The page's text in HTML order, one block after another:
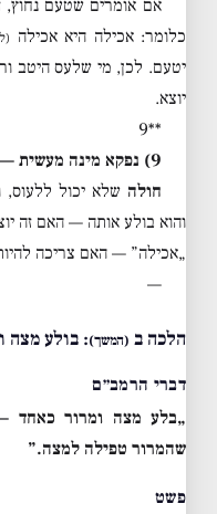
אם אומרים שטעם נחוץ,
כלומר: אכילה היא אכילה
יטעם. לכן, מי שלעס היטב
יוצא.
**9
9) נפקא מינה מעשית — מצה של חולה:
חולה שלא יכול ללעוס,
והוא בולע אותה — האם זה
„אכילה” — האם צריכה
—
הלכה ב (המשך): בולע מצה
דברי הרמב״ם
„בלע מצה ומרור כאחד
שהמרור טפילה למצה.”
פשט